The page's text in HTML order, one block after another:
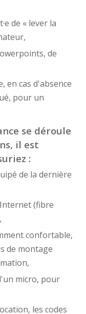
de « lever la
de
en cas d'absence
pour un
se déroule
il est
:
de la dernière
(fibre
confortable,
de montage
micro, pour
les codes